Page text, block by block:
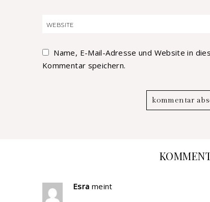
Name, E-Mail-Adresse und Website in
Kommentar speichern.
Esra meint